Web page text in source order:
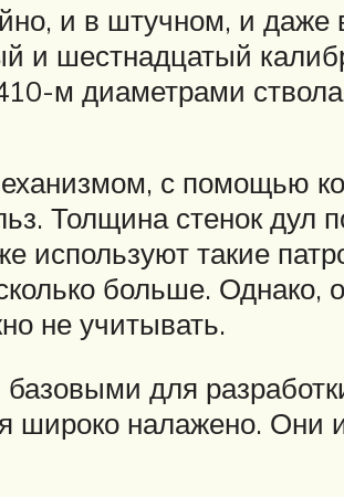
и в штучном, и даже
и шестнадцатый
м диаметрами
с помощью
Толщина стенок дул
такие
больше. Однако,
не учитывать.
для
налажено. Они